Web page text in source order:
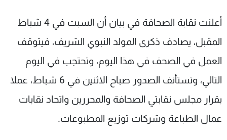
أعلنت نقابة الصحافة في بيان أن السبت في 4 شباط
المقبل، يصادف ذكرى المولد النبوي الشريف، فيتوقف
العمل في الصحف في هذا اليوم، وتحتجب في اليوم
التالي، وتستأنف الصدور صباح الاثنين في 6 شباط، عملا
بقرار مجلس نقابتي الصحافة والمحررين واتحاد نقابات
عمال الطباعة وشركات توزيع المطبوعات.
منوعات رياضة
كأس العالم
البرامج